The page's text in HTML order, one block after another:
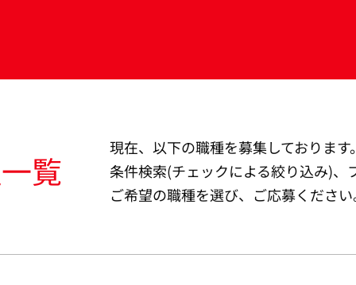
覧
現在、以下の職種を募集しております。
条件検索(チェックによる絞り込み)、
ご希望の職種を選び、ご応募ください